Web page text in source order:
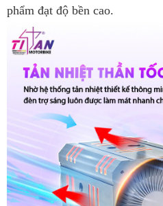
phẩm đạt độ bền cao.